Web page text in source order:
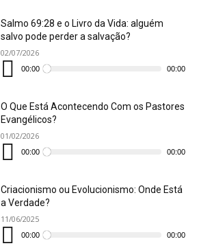
Salmo 69:28 e o Livro da Vida: alguém
salvo pode perder a salvação?
02/07/2026
Tocador
áudio
00:00 00:00
O Que Está Acontecendo Com os Pastores
Evangélicos?
01/02/2026
Tocador
áudio
00:00 00:00
Criacionismo ou Evolucionismo: Onde Está
a Verdade?
11/06/2025
Tocador
áudio
00:00 00:00